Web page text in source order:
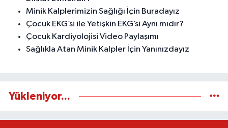
Minik Kalplerimizin Sağlığı İçin Buradayız
Çocuk EKG’si ile Yetişkin EKG’si Aynı mıdır?
Çocuk Kardiyolojisi Video Paylaşımı
Sağlıkla Atan Minik Kalpler İçin Yanınızdayız
Yükleniyor...